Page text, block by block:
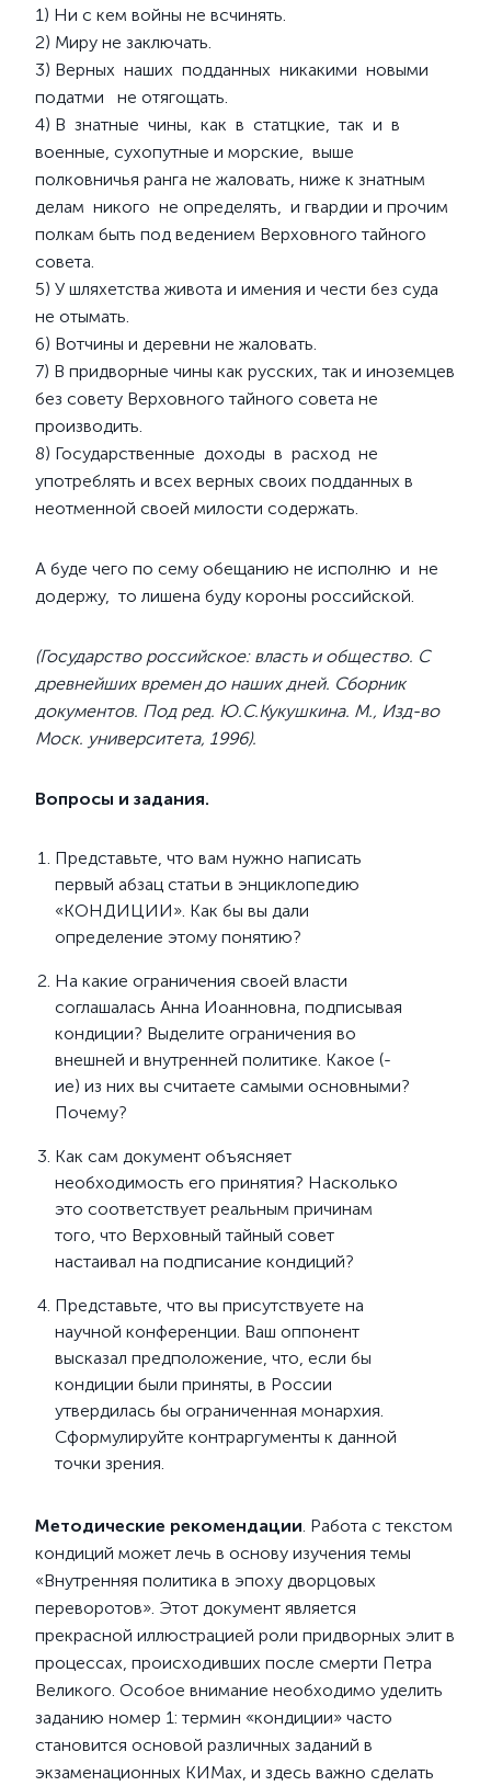
1) Ни с кем войны не всчинять.
2) Миру не заключать.
3) Верных наших подданных никакими новыми
податми не отягощать.
4) В знатные чины, как в статцкие, так и в
военные, сухопутные и морские, выше
полковничья ранга не жаловать, ниже к знатным
делам никого не определять, и гвардии и прочим
полкам быть под ведением Верховного тайного
совета.
5) У шляхетства живота и имения и чести без суда
не отымать.
6) Вотчины и деревни не жаловать.
7) В придворные чины как русских, так и иноземцев
без совету Верховного тайного совета не
производить.
8) Государственные доходы в расход не
употреблять и всех верных своих подданных в
неотменной своей милости содержать.
А буде чего по сему обещанию не исполню и не
додержу, то лишена буду короны российской.
(Государство российское: власть и общество. С
древнейших времен до наших дней. Сборник
документов. Под ред. Ю.С.Кукушкина. М., Изд-во
Моск. университета, 1996).
Вопросы и задания.
Представьте, что вам нужно написать
первый абзац статьи в энциклопедию
«КОНДИЦИИ». Как бы вы дали
определение этому понятию?
На какие ограничения своей власти
соглашалась Анна Иоанновна, подписывая
кондиции? Выделите ограничения во
внешней и внутренней политике. Какое (-
ие) из них вы считаете самыми основными?
Почему?
Как сам документ объясняет
необходимость его принятия? Насколько
это соответствует реальным причинам
того, что Верховный тайный совет
настаивал на подписание кондиций?
Представьте, что вы присутствуете на
научной конференции. Ваш оппонент
высказал предположение, что, если бы
кондиции были приняты, в России
утвердилась бы ограниченная монархия.
Сформулируйте контраргументы к данной
точки зрения.
Методические рекомендации. Работа с текстом
кондиций может лечь в основу изучения темы
«Внутренняя политика в эпоху дворцовых
переворотов». Этот документ является
прекрасной иллюстрацией роли придворных элит в
процессах, происходивших после смерти Петра
Великого. Особое внимание необходимо уделить
заданию номер 1: термин «кондиции» часто
становится основой различных заданий в
экзаменационных КИМах, и здесь важно сделать